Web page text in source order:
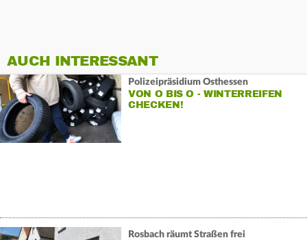
AUCH INTERESSANT
Polizeipräsidium Osthessen
VON O BIS O - WINTERREIFEN
CHECKEN!
Rosbach räumt Straßen frei